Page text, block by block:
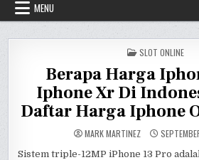
MENU
POSTED
IN
SLOT ONLINE
Berapa Harga
Iphone Xr Di
Daftar Harga Iphone
MARK MARTINEZ
Sistem triple-12MP iPhone 13 Pro